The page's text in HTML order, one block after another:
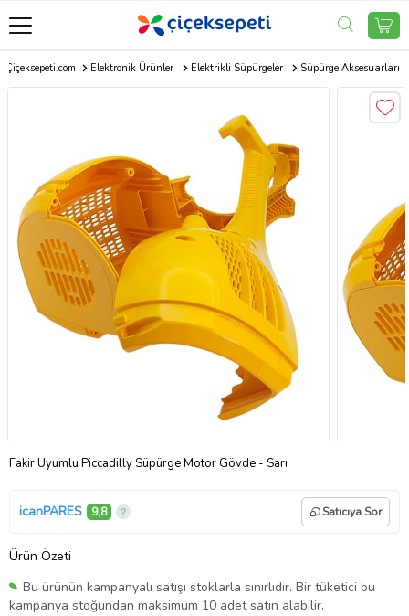
Çiçeksepeti.com Elektronik Ürünler Elektrikli Süpürgeler Süpürge Aksesuarları
Fakir Uyumlu Piccadilly Süpürge Motor Gövde - Sarı
icanPARES 9,8 Satıcıya Sor
Ürün Özeti
Bu ürünün kampanyalı satışı stoklarla sınırlıdır. Bir tüketici bu
kampanya stoğundan maksimum 10 adet satın alabilir.